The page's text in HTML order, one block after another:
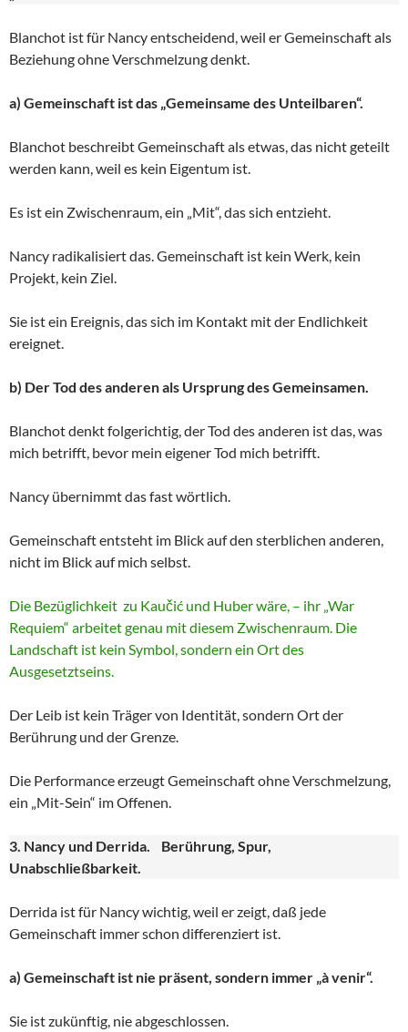
Blanchot ist für Nancy entscheidend, weil er Gemeinschaft als
Beziehung ohne Verschmelzung denkt.
a) Gemeinschaft ist das „Gemeinsame des Unteilbaren“.
Blanchot beschreibt Gemeinschaft als etwas, das nicht geteilt
werden kann, weil es kein Eigentum ist.
Es ist ein Zwischenraum, ein „Mit“, das sich entzieht.
Nancy radikalisiert das. Gemeinschaft ist kein Werk, kein
Projekt, kein Ziel.
Sie ist ein Ereignis, das sich im Kontakt mit der Endlichkeit
ereignet.
b) Der Tod des anderen als Ursprung des Gemeinsamen.
Blanchot denkt folgerichtig, der Tod des anderen ist das, was
mich betrifft, bevor mein eigener Tod mich betrifft.
Nancy übernimmt das fast wörtlich.
Gemeinschaft entsteht im Blick auf den sterblichen anderen,
nicht im Blick auf mich selbst.
Die Bezüglichkeit zu Kaučić und Huber wäre, – ihr „War
Requiem“ arbeitet genau mit diesem Zwischenraum. Die
Landschaft ist kein Symbol, sondern ein Ort des
Ausgesetztseins.
Der Leib ist kein Träger von Identität, sondern Ort der
Berührung und der Grenze.
Die Performance erzeugt Gemeinschaft ohne Verschmelzung,
ein „Mit-Sein“ im Offenen.
3. Nancy und Derrida. Berührung, Spur,
Unabschließbarkeit.
Derrida ist für Nancy wichtig, weil er zeigt, daß jede
Gemeinschaft immer schon differenziert ist.
a) Gemeinschaft ist nie präsent, sondern immer „à venir“.
Sie ist zukünftig, nie abgeschlossen.